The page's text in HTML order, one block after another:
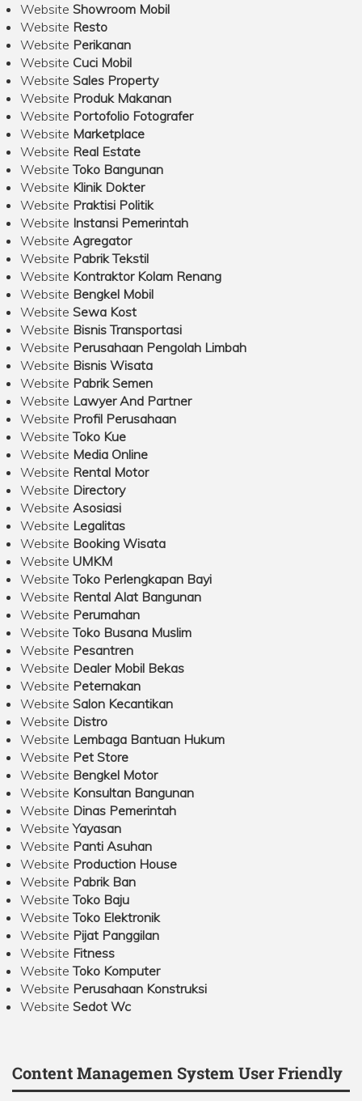
Website Showroom Mobil
Website Resto
Website Perikanan
Website Cuci Mobil
Website Sales Property
Website Produk Makanan
Website Portofolio Fotografer
Website Marketplace
Website Real Estate
WebsiteToko Bangunan
Website Klinik Dokter
Website Praktisi Politik
Website Instansi Pemerintah
Website Agregator
Website Pabrik Tekstil
Website Kontraktor Kolam Renang
Website Bengkel Mobil
Website Sewa Kost
Website Bisnis Transportasi
Website Perusahaan Pengolah Limbah
Website Bisnis Wisata
Website Pabrik Semen
Website Lawyer And Partner
Website Profil Perusahaan
WebsiteToko Kue
Website Media Online
Website Rental Motor
Website Directory
Website Asosiasi
Website Legalitas
Website Booking Wisata
Website UMKM
WebsiteToko Perlengkapan Bayi
Website Rental Alat Bangunan
Website Perumahan
WebsiteToko Busana Muslim
Website Pesantren
Website Dealer Mobil Bekas
Website Peternakan
Website Salon Kecantikan
Website Distro
Website Lembaga Bantuan Hukum
Website Pet Store
Website Bengkel Motor
Website Konsultan Bangunan
Website Dinas Pemerintah
WebsiteYayasan
Website Panti Asuhan
Website Production House
Website Pabrik Ban
WebsiteToko Baju
WebsiteToko Elektronik
Website Pijat Panggilan
Website Fitness
WebsiteToko Komputer
Website Perusahaan Konstruksi
Website Sedot Wc
Content Managemen System User Friendly